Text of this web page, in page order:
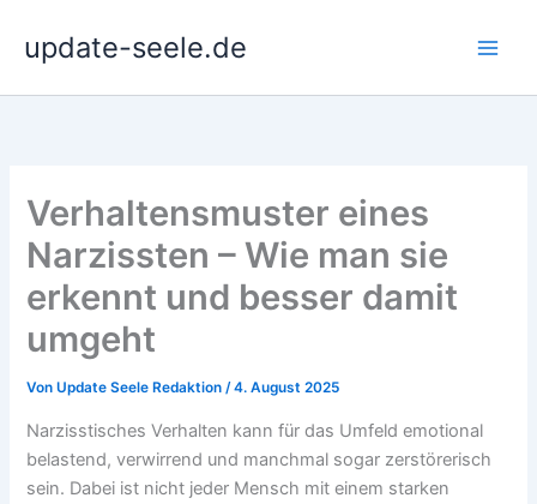
Inhalt
springen
update-seele.de
Verhaltensmuster eines
Narzissten – Wie man sie
erkennt und besser damit
umgeht
VonUpdate Seele Redaktion/4. August 2025
Narzisstisches Verhalten kann für das Umfeld emotional
belastend, verwirrend und manchmal sogar zerstörerisch
sein. Dabei ist nicht jeder Mensch mit einem starken